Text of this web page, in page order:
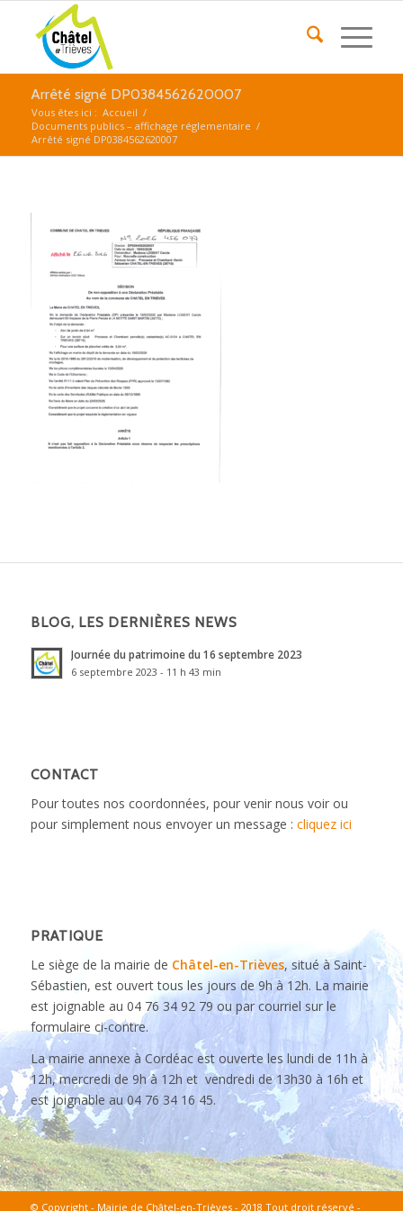
Arrêté signé DP0384562620007
Vous êtes ici : Accueil /
Documents publics – affichage réglementaire /
Arrêté signé DP0384562620007
BLOG, LES DERNIÈRES NEWS
Journée du patrimoine du 16 septembre 2023
6 septembre 2023 - 11 h 43 min
CONTACT
Pour toutes nos coordonnées, pour venir nous voir ou
pour simplement nous envoyer un message : cliquez ici
PRATIQUE
Le siège de la mairie de Châtel-en-Trièves, situé à Saint-
Sébastien, est ouvert tous les jours de 9h à 12h. La mairie
est joignable au 04 76 34 92 79 ou par courriel sur le
formulaire ci-contre.
La mairie annexe à Cordéac est ouverte les lundi de 11h à
12h, mercredi de 9h à 12h et vendredi de 13h30 à 16h et
est joignable au 04 76 34 16 45.
© Copyright - Mairie de Châtel-en-Trièves - 2018 Tout droit réservé -